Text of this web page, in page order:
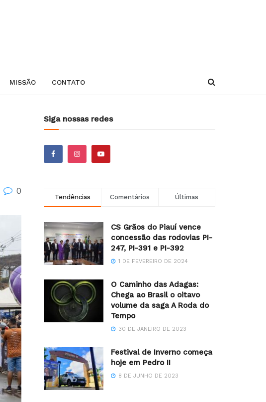
MISSÃO CONTATO
0
Siga nossas redes
Tendências Comentários Últimas
CS Grãos do Piauí vence
concessão das rodovias PI-
247, PI-391 e PI-392
1 DE FEVEREIRO DE 2024
O Caminho das Adagas:
Chega ao Brasil o oitavo
volume da saga A Roda do
Tempo
30 DE JANEIRO DE 2023
Festival de Inverno começa
hoje em Pedro II
8 DE JUNHO DE 2023